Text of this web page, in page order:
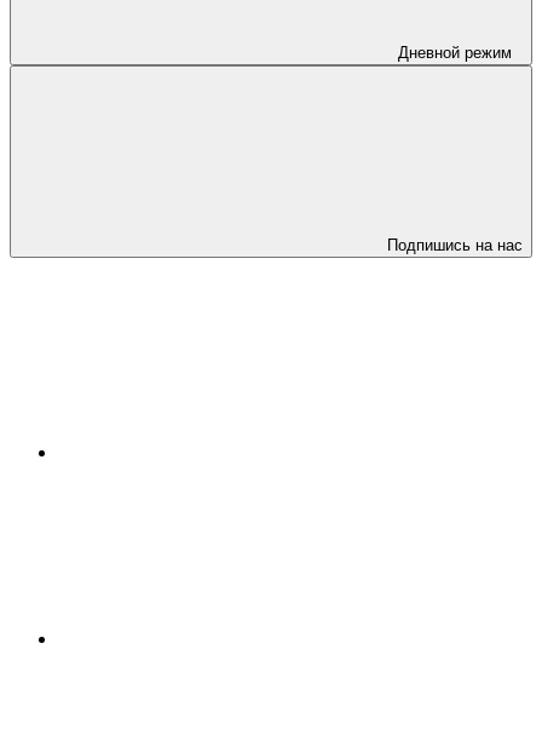
Дневной режим
Подпишись на нас